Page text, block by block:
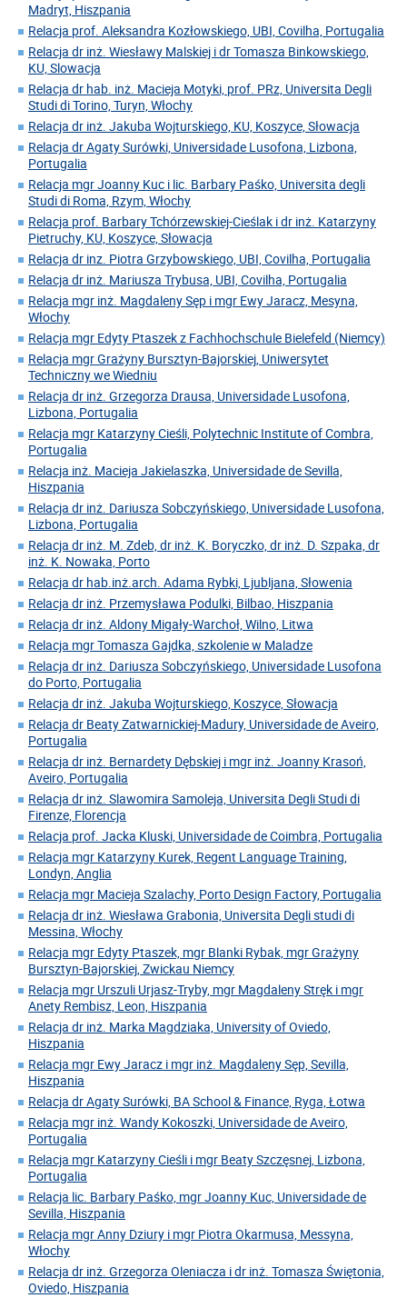
Madryt, Hiszpania
Relacja prof. Aleksandra Kozłowskiego, UBI, Covilha, Portugalia
Relacja dr inż. Wiesławy Malskiej i dr Tomasza Binkowskiego,
KU, Slowacja
Relacja dr hab. inż. Macieja Motyki, prof. PRz, Universita Degli
Studi di Torino, Turyn, Włochy
Relacja dr inż. Jakuba Wojturskiego, KU, Koszyce, Słowacja
Relacja dr Agaty Surówki, Universidade Lusofona, Lizbona,
Portugalia
Relacja mgr Joanny Kuc i lic. Barbary Paśko, Universita degli
Studi di Roma, Rzym, Włochy
Relacja prof. Barbary Tchórzewskiej-Cieślak i dr inż. Katarzyny
Pietruchy, KU, Koszyce, Słowacja
Relacja dr inz. Piotra Grzybowskiego, UBI, Covilha, Portugalia
Relacja dr inż. Mariusza Trybusa, UBI, Covilha, Portugalia
Relacja mgr inż. Magdaleny Sęp i mgr Ewy Jaracz, Mesyna,
Włochy
Relacja mgr Edyty Ptaszek z Fachhochschule Bielefeld (Niemcy)
Relacja mgr Grażyny Bursztyn-Bajorskiej, Uniwersytet
Techniczny we Wiedniu
Relacja dr inż. Grzegorza Drausa, Universidade Lusofona,
Lizbona, Portugalia
Relacja mgr Katarzyny Cieśli, Polytechnic Institute of Combra,
Portugalia
Relacja inż. Macieja Jakielaszka, Universidade de Sevilla,
Hiszpania
Relacja dr inż. Dariusza Sobczyńskiego, Universidade Lusofona,
Lizbona, Portugalia
Relacja dr inż. M. Zdeb, dr inż. K. Boryczko, dr inż. D. Szpaka, dr
inż. K. Nowaka, Porto
Relacja dr hab.inż.arch. Adama Rybki, Ljubljana, Słowenia
Relacja dr inż. Przemysława Podulki, Bilbao, Hiszpania
Relacja dr inż. Aldony Migały-Warchoł, Wilno, Litwa
Relacja mgr Tomasza Gajdka, szkolenie w Maladze
Relacja dr inż. Dariusza Sobczyńskiego, Universidade Lusofona
do Porto, Portugalia
Relacja dr inż. Jakuba Wojturskiego, Koszyce, Słowacja
Relacja dr Beaty Zatwarnickiej-Madury, Universidade de Aveiro,
Portugalia
Relacja dr inż. Bernardety Dębskiej i mgr inż. Joanny Krasoń,
Aveiro, Portugalia
Relacja dr inż. Slawomira Samoleja, Universita Degli Studi di
Firenze, Florencja
Relacja prof. Jacka Kluski, Universidade de Coimbra, Portugalia
Relacja mgr Katarzyny Kurek, Regent Language Training,
Londyn, Anglia
Relacja mgr Macieja Szalachy, Porto Design Factory, Portugalia
Relacja dr inż. Wiesława Grabonia, Universita Degli studi di
Messina, Włochy
Relacja mgr Edyty Ptaszek, mgr Blanki Rybak, mgr Grażyny
Bursztyn-Bajorskiej, Zwickau Niemcy
Relacja mgr Urszuli Urjasz-Tryby, mgr Magdaleny Stręk i mgr
Anety Rembisz, Leon, Hiszpania
Relacja dr inż. Marka Magdziaka, University of Oviedo,
Hiszpania
Relacja mgr Ewy Jaracz i mgr inż. Magdaleny Sęp, Sevilla,
Hiszpania
Relacja dr Agaty Surówki, BA School & Finance, Ryga, Łotwa
Relacja mgr inż. Wandy Kokoszki, Universidade de Aveiro,
Portugalia
Relacja mgr Katarzyny Cieśli i mgr Beaty Szczęsnej, Lizbona,
Portugalia
Relacja lic. Barbary Paśko, mgr Joanny Kuc, Universidade de
Sevilla, Hiszpania
Relacja mgr Anny Dziury i mgr Piotra Okarmusa, Messyna,
Włochy
Relacja dr inż. Grzegorza Oleniacza i dr inż. Tomasza Świętonia,
Oviedo, Hiszpania